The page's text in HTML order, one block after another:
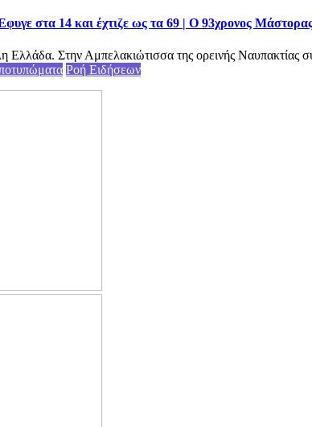
στα 14 και έχτιζε ως τα 69 | Ο 93χρονος
Ελλάδα. Στην Αμπελακιώτισσα της ορεινής Ναυπακτίας
Ροή Ειδήσεων